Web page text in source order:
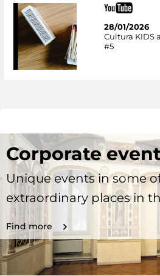
28/01/2026
Cultura KIDS
#5
Corporate
Unique events in some
extraordinary places in
Find more